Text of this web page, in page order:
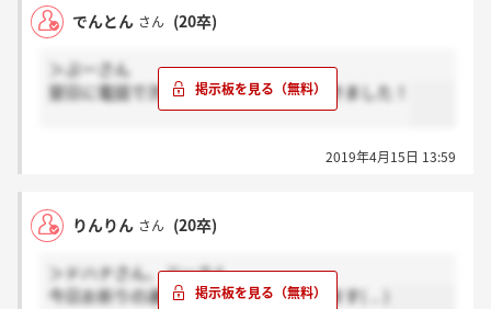
でんとん さん (20卒)
＞ぷーさん
翌日に電話で次の選考のお電話いただきました！
2019年4月15日 13:59
りんりん さん (20卒)
＞ドハナさん、ぷーさん
今日お祈りの連絡きました。がんばります( .. )